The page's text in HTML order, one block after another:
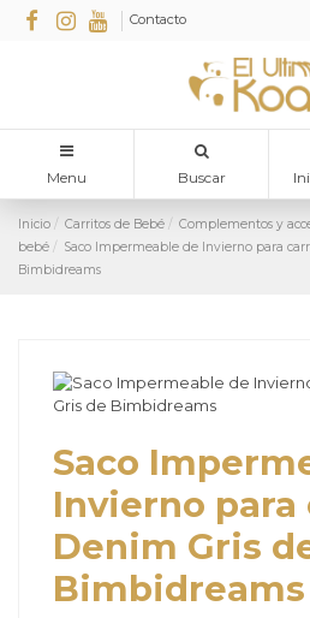
Contacto
Menu Buscar
Inicio Carritos de Bebé
Complementos y
bebé
Saco Impermeable de Invierno para
Bimbidreams
Saco
Invierno
Denim Gris
Bimbidreams